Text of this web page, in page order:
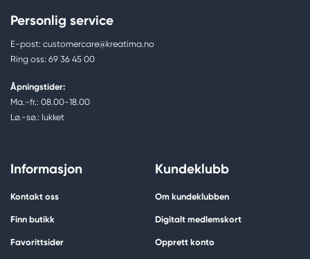
Personlig service
E-post: customercare@kreatima.no
Ring oss: 69 36 45 00
Åpningstider:
Ma.-fr.: 08.00-18.00
Lø.-sø.: lukket
Informasjon
Kontakt oss
Finn butikk
Favorittsider
Kundeklubb
Om kundeklubben
Digitalt medlemskort
Opprett konto